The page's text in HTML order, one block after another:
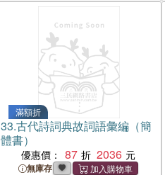
滿額折
33.古代詩詞典故詞語彙編（簡
體書）
優惠價： 87 2036
無庫存